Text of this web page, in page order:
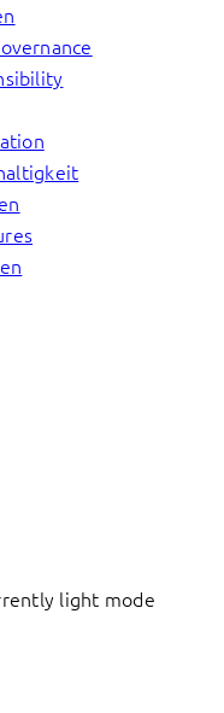
light mode